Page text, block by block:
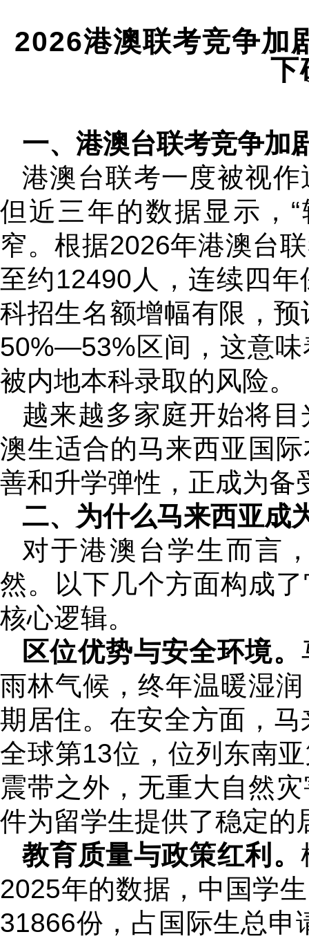
2026港澳联考竞争加
下
一、港澳台联考竞争加
港澳台联考一度被视
但近三年的数据显示，
窄。根据2026年港澳台
至约12490人，连续四
科招生名额增幅有限，
50%—53%区间，这意
被内地本科录取的风险。
越来越多家庭开始将
澳生适合的马来西亚国
善和升学弹性，正成为备
二、为什么马来西亚成
对于港澳台学生而言
然。以下几个方面构成
核心逻辑。
区位优势与安全环境。
雨林气候，终年温暖湿
期居住。在安全方面，
全球第13位，位列东南
震带之外，无重大自然
件为留学生提供了稳定的
教育质量与政策红利。
2025年的数据，中国学
31866份，占国际生总申